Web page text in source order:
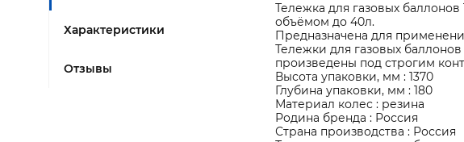
Характеристики
Отзывы
Тележка для газовых
объёмом до 40л.
Предназначена для
Тележки для газовых
произведены под строгим
Высота упаковки, мм : 1370
Глубина упаковки, мм : 180
Материал колес : резина
Родина бренда : Россия
Страна производства : Россия